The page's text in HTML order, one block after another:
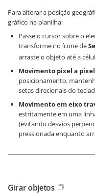
Para alterar a posição
gráfico na planilha:
Passe o cursor sobre o
transforme no ícone de
arraste o objeto até a
Movimento pixel a
posicionamento,
setas direcionais do
Movimento em eixo
estritamente em uma
(evitando desvios
pressionada enquanto
Girar objetos